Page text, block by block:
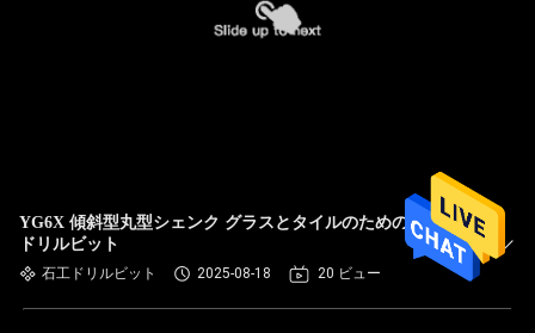
YG6X 傾斜型丸型シェンク グラスとタイルのための石工の
ドリルビット
石工ドリルビット 2025-08-18 20 ビュー